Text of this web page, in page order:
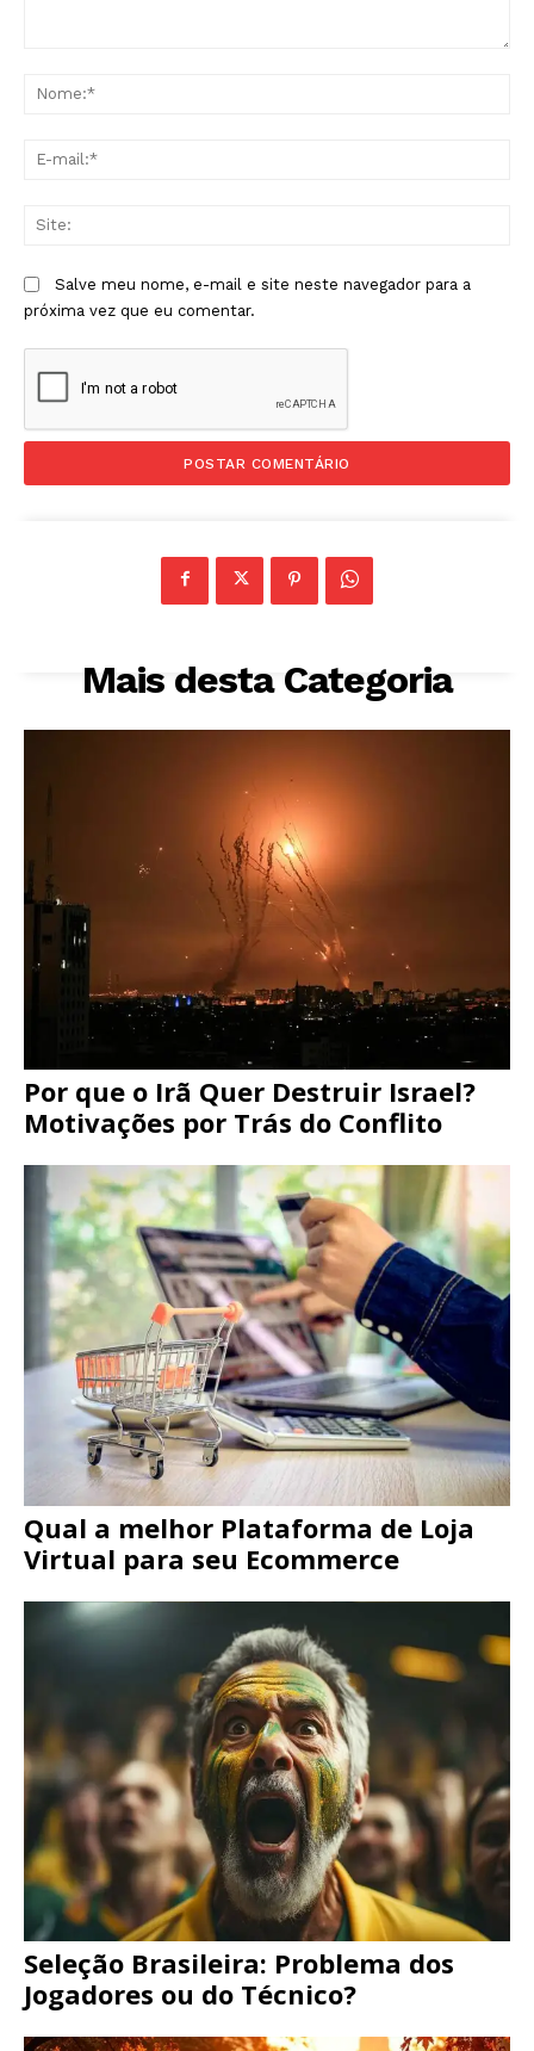
Salve meu nome, e-mail e site neste navegador para a
próxima vez que eu comentar.
Mais desta Categoria
Por que o Irã Quer Destruir Israel?
Motivações por Trás do Conflito
Qual a melhor Plataforma de Loja
Virtual para seu Ecommerce
Seleção Brasileira: Problema dos
Jogadores ou do Técnico?